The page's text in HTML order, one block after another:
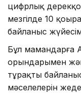
цифрлық
мезгілде 10
байланыс
Бұл мамандарға
орындарымен
тұрақты
мәселелерін